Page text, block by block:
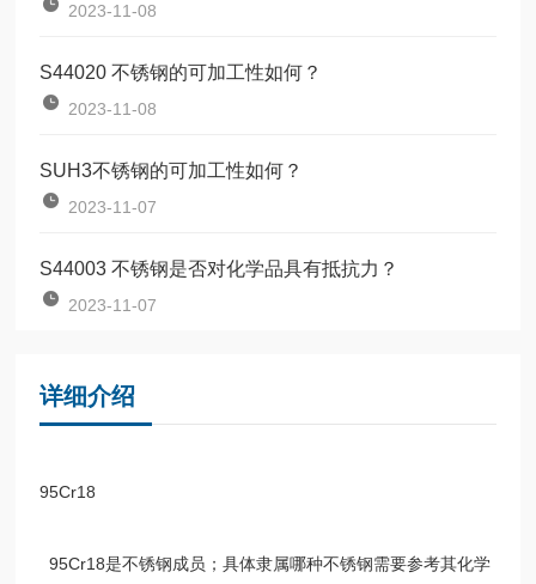
2023-11-08
S44020 不锈钢的可加工性如何？
2023-11-08
SUH3不锈钢的可加工性如何？
2023-11-07
S44003 不锈钢是否对化学品具有抵抗力？
2023-11-07
详细介绍
95Cr18
95Cr18是不锈钢成员；具体隶属哪种不锈钢需要参考其化学